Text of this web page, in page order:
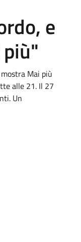
e
Mai più
alle 21. Il 27
Un